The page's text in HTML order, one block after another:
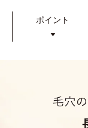
ポイント
▼